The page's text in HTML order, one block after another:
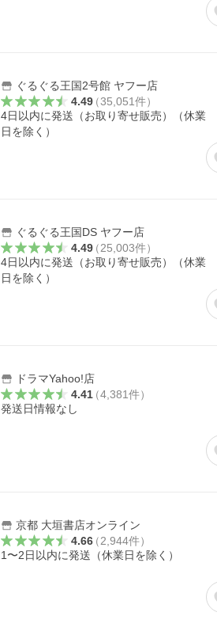
ぐるぐる王国2号館 ヤフー店
4.49（35,051件）
4日以内に発送（お取り寄せ販売）（休業
日を除く）
ぐるぐる王国DS ヤフー店
4.49（25,003件）
4日以内に発送（お取り寄せ販売）（休業
日を除く）
ドラマYahoo!店
4.41（4,381件）
発送日情報なし
京都 大垣書店オンライン
4.66（2,944件）
1〜2日以内に発送（休業日を除く）